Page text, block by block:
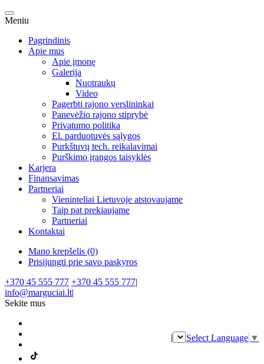
Meniu
Pagrindinis
Apie mus
Apie įmonę
Galerija
Nuotraukų
Video
Pagerbti rajono verslininkai
Panevėžio rajono stiprybė
Privatumo politika
El. parduotuvės sąlygos
Purkštuvų tech. reikalavimai
Purškimo įrangos taisyklės
Karjera
Finansavimas
Partneriai
Vieninteliai Lietuvoje atstovaujame
Taip pat prekiaujame
Partneriai
Kontaktai
Mano krepšelis (0)
Prisijungti prie savo paskyros
+370 45 555 777 +370 45 555 777|
info@marguciai.lt|
Sekite mus
| Select Language ▼